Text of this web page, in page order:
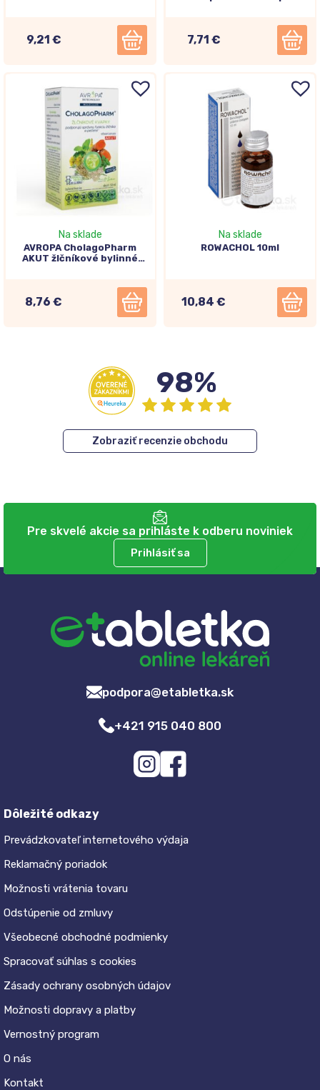
9,21 € 7,71 €
Na sklade
AVROPA CholagoPharm
AKUT žlčníkové bylinné
8,76 €
Na sklade
ROWACHOL 10ml
10,84 €
98%
Zobraziť recenzie obchodu
Pre skvelé akcie sa prihláste k odberu noviniek
Prihlásiť sa
podpora@etabletka.sk
+421 915 040 800
Dôležité odkazy
Prevádzkovateľ internetového výdaja
Reklamačný poriadok
Možnosti vrátenia tovaru
Odstúpenie od zmluvy
Všeobecné obchodné podmienky
Spracovať súhlas s cookies
Zásady ochrany osobných údajov
Možnosti dopravy a platby
Vernostný program
O nás
Kontakt